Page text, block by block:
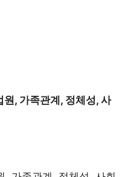
, 가족관계, 정체성, 사